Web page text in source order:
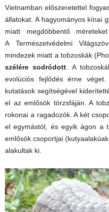
Vietnamban előszeretettel
állatokat. A hagyományos kínai
miatt megdöbbentő
A Természetvédelmi
mindezek miatt a tobzoskák
szélére sodródott . A
evolúciós fejlődés érne
kutatások segítségével
el az emlősök törzsfáján. A
rokonai a ragadozók. A két
el egymástól, és egyik ágon a
emlősök csoportjai
alakultak ki.